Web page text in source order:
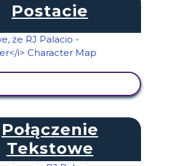
Postacie
Połączenie
Tekstowe